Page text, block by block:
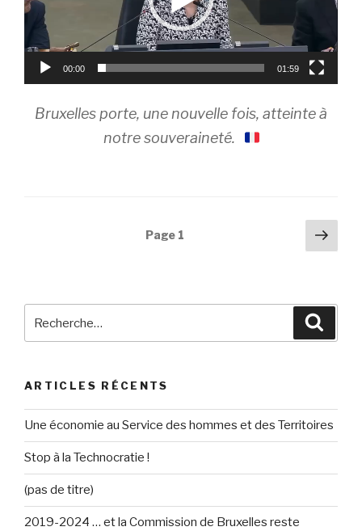
00:00 01:59
Bruxelles porte, une nouvelle fois, atteinte à
notre souveraineté.
Page 1
ARTICLES RÉCENTS
Une économie au Service des hommes et des Territoires
Stop à la Technocratie !
(pas de titre)
2019-2024 … et la Commission de Bruxelles reste